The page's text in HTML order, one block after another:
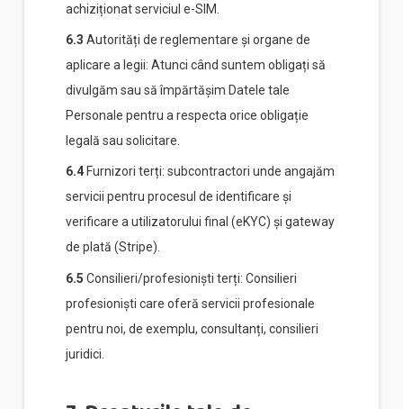
achiziționat serviciul e-SIM.
6.3 Autorități de reglementare și organe de
aplicare a legii: Atunci când suntem obligați să
divulgăm sau să împărtășim Datele tale
Personale pentru a respecta orice obligație
legală sau solicitare.
6.4 Furnizori terți: subcontractori unde angajăm
servicii pentru procesul de identificare și
verificare a utilizatorului final (eKYC) și gateway
de plată (Stripe).
6.5 Consilieri/profesioniști terți: Consilieri
profesioniști care oferă servicii profesionale
pentru noi, de exemplu, consultanți, consilieri
juridici.